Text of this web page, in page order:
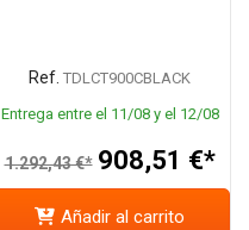
Ref. TDLCT900CBLACK
Entrega entre el 11/08 y el 12/08
1.292,43 €* 908,51 €*
Añadir al carrito